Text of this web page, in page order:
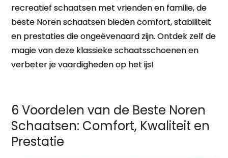
recreatief schaatsen met vrienden en familie, de
beste Noren schaatsen bieden comfort, stabiliteit
en prestaties die ongeëvenaard zijn. Ontdek zelf de
magie van deze klassieke schaatsschoenen en
verbeter je vaardigheden op het ijs!
6 Voordelen van de Beste Noren
Schaatsen: Comfort, Kwaliteit en
Prestatie